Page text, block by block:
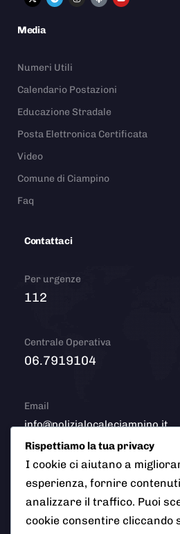
Media
Numeri Utili
Calendario Postazioni
Educazione Stradale
Posta Elettronica Certificata
Video
Comune di Ciampino
Faq
Contattaci
Per urgenze
112
Centrale Operativa
06.7919104
Email
info@polizialocaleciampino.it
© 2026 Polizia Locale del Comune
i diritti
Rispettiamo la tua privacy
I cookie ci aiutano a
esperienza, fornire
analizzare il traffico. Puoi
cookie consentire cliccando